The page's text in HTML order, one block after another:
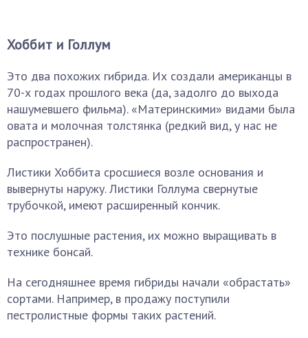
Хоббит и Голлум
Это два похожих гибрида. Их создали американцы в
70-х годах прошлого века (да, задолго до выхода
нашумевшего фильма). «Материнскими» видами была
овата и молочная толстянка (редкий вид, у нас не
распространен).
Листики Хоббита сросшиеся возле основания и
вывернуты наружу. Листики Голлума свернутые
трубочкой, имеют расширенный кончик.
Это послушные растения, их можно выращивать в
технике бонсай.
На сегодняшнее время гибриды начали «обрастать»
сортами. Например, в продажу поступили
пестролистные формы таких растений.